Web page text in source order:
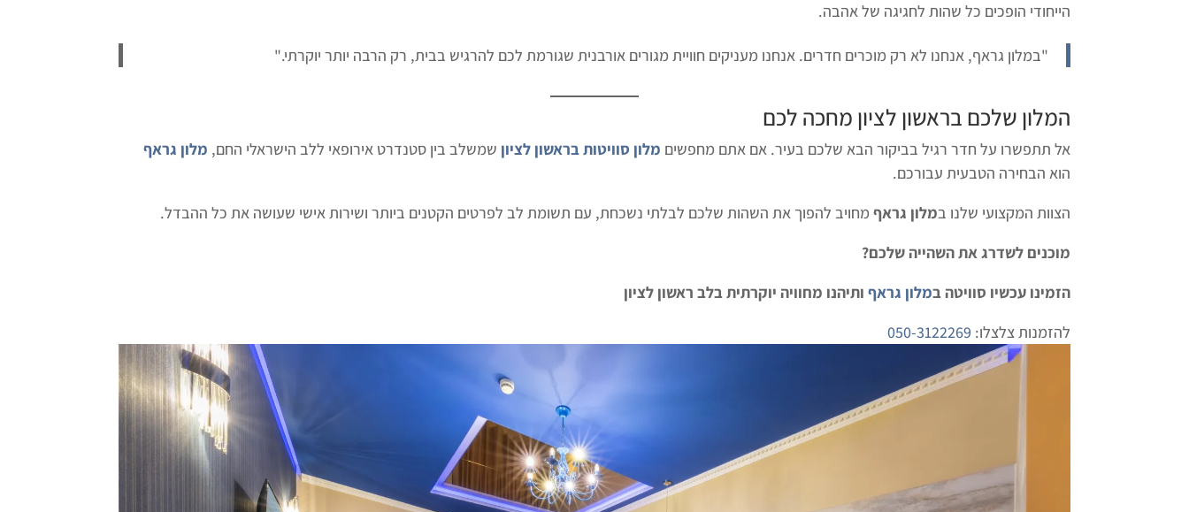
הייחודי הופכים כל שהות לחגיגה של אהבה.
"במלון גראף, אנחנו לא רק מוכרים חדרים. אנחנו מעניקים חוויית מגורים אורבנית שגורמת לכם להרגיש בבית, רק הרבה יותר יוקרתי."
המלון שלכם בראשון לציון מחכה לכם
אל תתפשרו על חדר רגיל בביקור הבא שלכם בעיר. אם אתם מחפשים מלון סוויטות בראשון לציון שמשלב בין סטנדרט אירופאי ללב הישראלי החם, מלון גראף
הוא הבחירה הטבעית עבורכם.
הצוות המקצועי שלנו במלון גראף מחויב להפוך את השהות שלכם לבלתי נשכחת, עם תשומת לב לפרטים הקטנים ביותר ושירות אישי שעושה את כל ההבדל.
מוכנים לשדרג את השהייה שלכם?
הזמינו עכשיו סוויטה במלון גראף ותיהנו מחוויה יוקרתית בלב ראשון לציון
להזמנות צלצלו: 050-3122269